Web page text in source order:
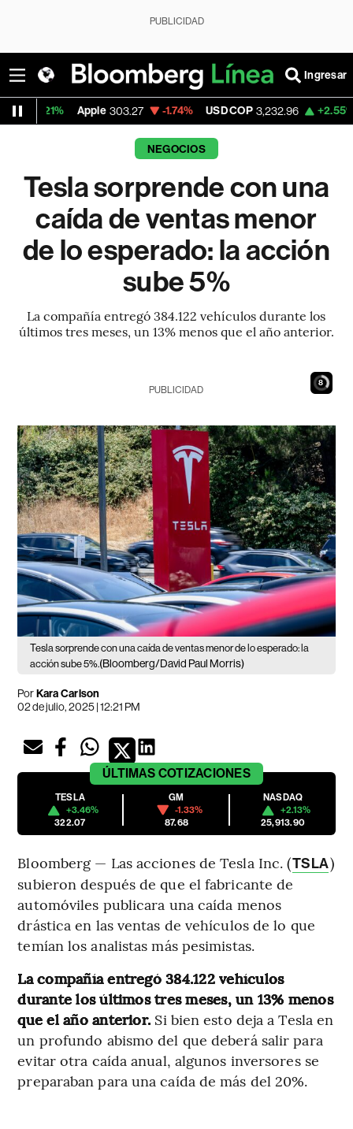
PUBLICIDAD
Ingresar
303.27 -1.74% USD COP 3,232.96 +2.55% Tesla
NEGOCIOS
Tesla sorprende con una
caída de ventas menor
de lo esperado: la acción
sube 5%
La compañía entregó 384.122 vehículos durante los
últimos tres meses, un 13% menos que el año anterior.
6
PUBLICIDAD
Tesla sorprende con una caída de ventas menor de lo esperado: la
acción sube 5%.(Bloomberg/David Paul Morris)
PorKara Carlson
02 de julio, 2025 | 12:21 PM
ÚLTIMAS COTIZACIONES
TESLA
+3.46%
322.07
GM
-1.33%
87.68
NASDAQ
+2.13%
25,913.90
Bloomberg — Las acciones de Tesla Inc. (TSLA)
subieron después de que el fabricante de
automóviles publicara una caída menos
drástica en las ventas de vehículos de lo que
temían los analistas más pesimistas.
La compañía entregó 384.122 vehículos
durante los últimos tres meses, un 13% menos
que el año anterior. Si bien esto deja a Tesla en
un profundo abismo del que deberá salir para
evitar otra caída anual, algunos inversores se
preparaban para una caída de más del 20%.